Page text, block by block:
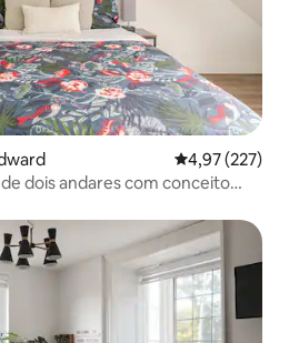
4,97 de uma
4,97 (227)
dois andares com conceito